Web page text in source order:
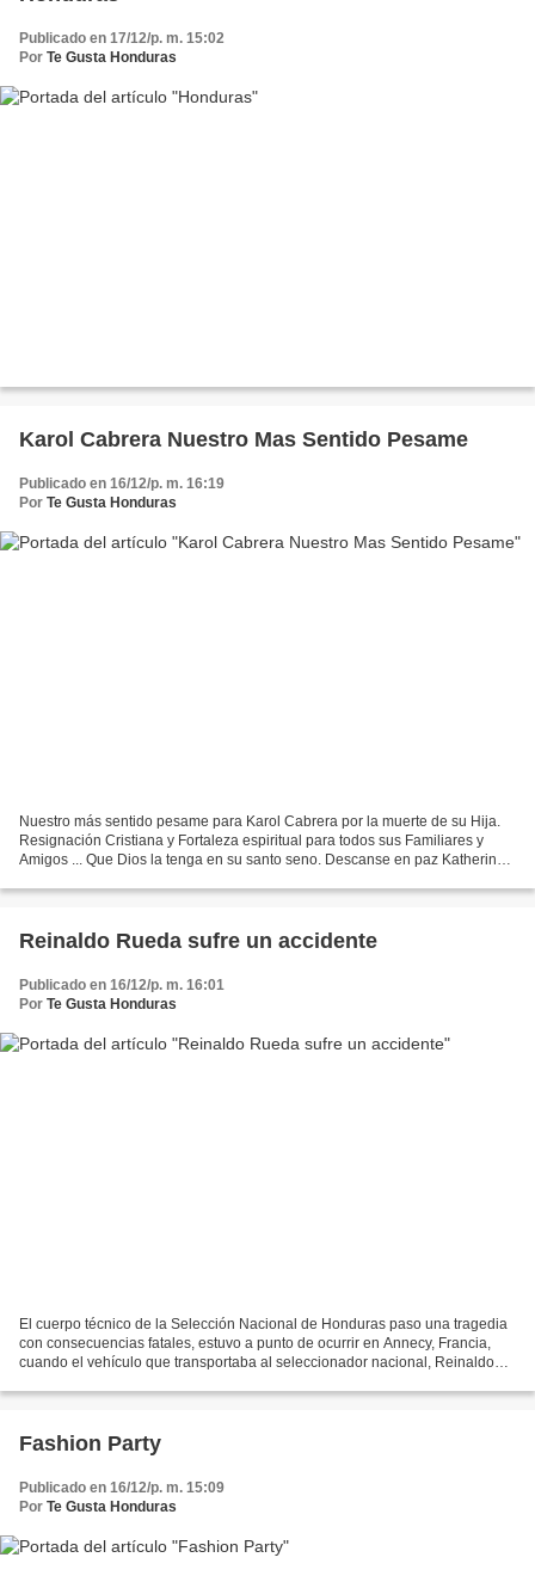
Publicado en 17/12/p. m. 15:02
Por Te Gusta Honduras
Karol Cabrera Nuestro Mas Sentido Pesame
Publicado en 16/12/p. m. 16:19
Por Te Gusta Honduras
Nuestro más sentido pesame para Karol Cabrera por la muerte de su Hija.
Resignación Cristiana y Fortaleza espiritual para todos sus Familiares y
Amigos ... Que Dios la tenga en su santo seno. Descanse en paz Katherine
Reinaldo Rueda sufre un accidente
Publicado en 16/12/p. m. 16:01
Por Te Gusta Honduras
El cuerpo técnico de la Selección Nacional de Honduras paso una tragedia
con consecuencias fatales, estuvo a punto de ocurrir en Annecy, Francia,
cuando el vehículo que transportaba al seleccionador nacional, Reinaldo
Fashion Party
Publicado en 16/12/p. m. 15:09
Por Te Gusta Honduras